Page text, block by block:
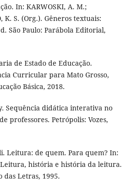
In: KARWOSKI, A. M.;
K. S. (Org.). Gêneros textuais:
São Paulo: Parábola Editorial,
de Estado de Educação.
Curricular para Mato Grosso,
Básica, 2018.
Sequência didática interativa no
professores. Petrópolis: Vozes,
Leitura: de quem. Para quem? In:
Leitura, história e história da leitura.
das Letras, 1995.